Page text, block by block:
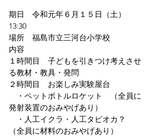
期日　令和元年６月１５日（土）
13:30
場所　福島市立三河台小学校
内容
１時間目　子どもを引きつけ考えさせ
る教材・教具・発問
２時間目　お楽しみ実験屋台
・ペットボトルロケット　（全員に
発射装置のおみやげあり）
・人工イクラ・人工タピオカ？
（全員に材料のおみやげあり）